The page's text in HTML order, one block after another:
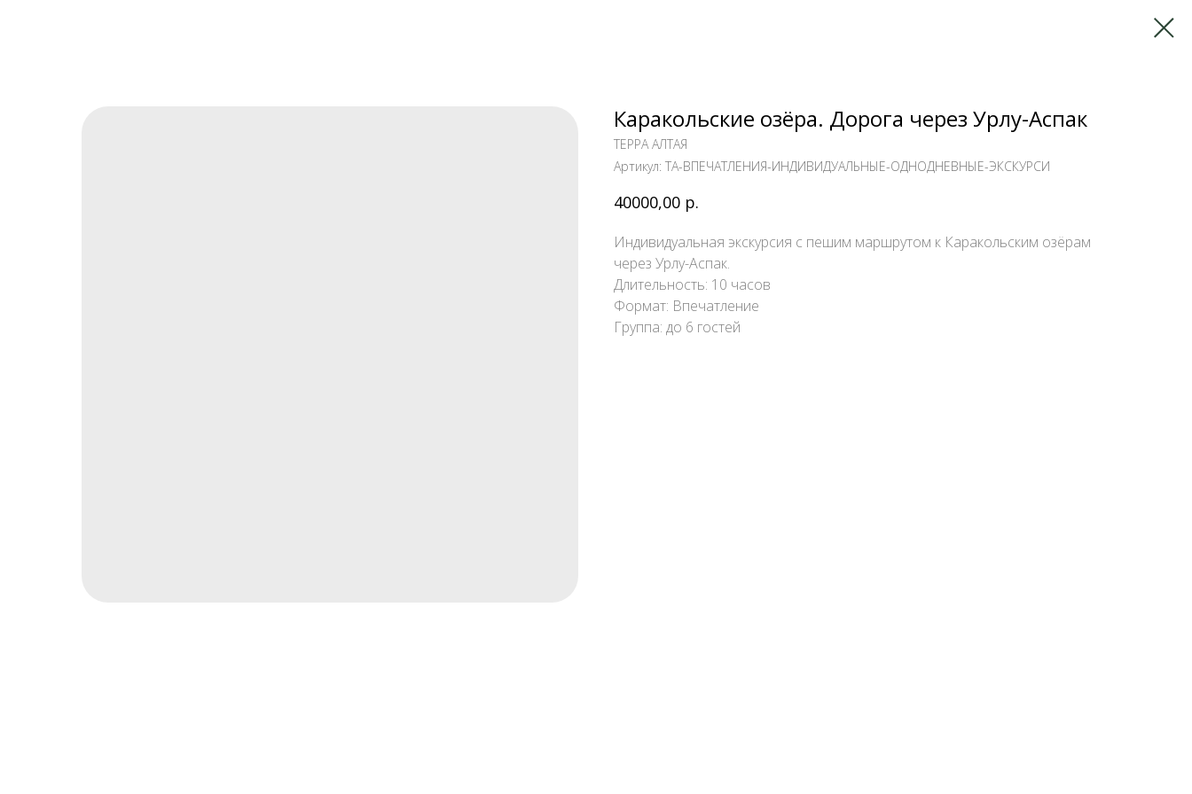
Каракольские озёра. Дорога через Урлу-Аспак
ТЕРРА АЛТАЯ
Артикул: TA-ВПЕЧАТЛЕНИЯ-ИНДИВИДУАЛЬНЫЕ-ОДНОДНЕВНЫЕ-ЭКСКУРСИ
40000,00 р.
Индивидуальная экскурсия с пешим маршрутом к Каракольским озёрам
через Урлу-Аспак.
Длительность: 10 часов
Формат: Впечатление
Группа: до 6 гостей